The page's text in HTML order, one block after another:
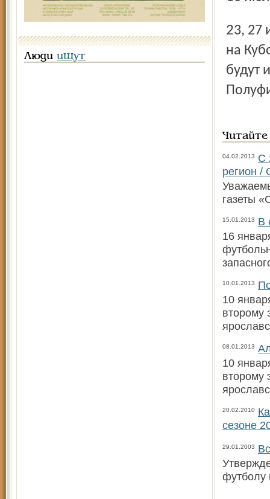
Люди ищут
23, 27 и 31 мая, 7, 11 и 15 июня пройдут групповые игры
на
будут
04.02.2013
С
регион /
газеты
15.01.2013
В
16
10.01.2013
10
второму
08.01.2013
10
второму
20.02.2010
сезоне
29.01.2003
футболу